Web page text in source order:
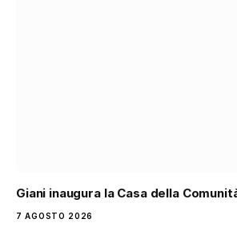
Giani inaugura la Casa della
7 AGOSTO 2026